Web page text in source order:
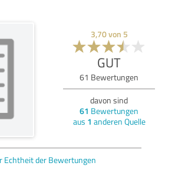
3,70von 5
GUT
61 Bewertungen
davon sind
61 Bewertungen
aus 1 anderen Quelle
Echtheit der Bewertungen